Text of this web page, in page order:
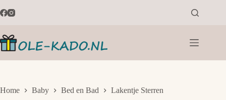
naar
Home Baby Bed en Bad Lakentje Sterren